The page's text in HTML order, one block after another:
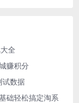
全
赚积分
试数据
础轻松搞定淘系